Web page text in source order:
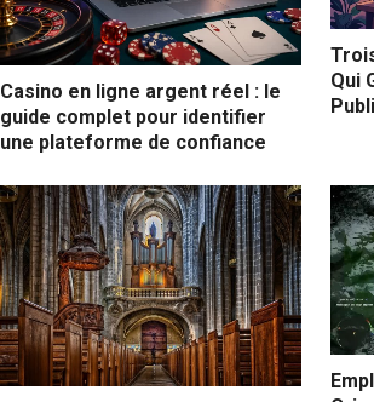
Casino en ligne argent réel : le
guide complet pour identifier
une plateforme de confiance
Qui